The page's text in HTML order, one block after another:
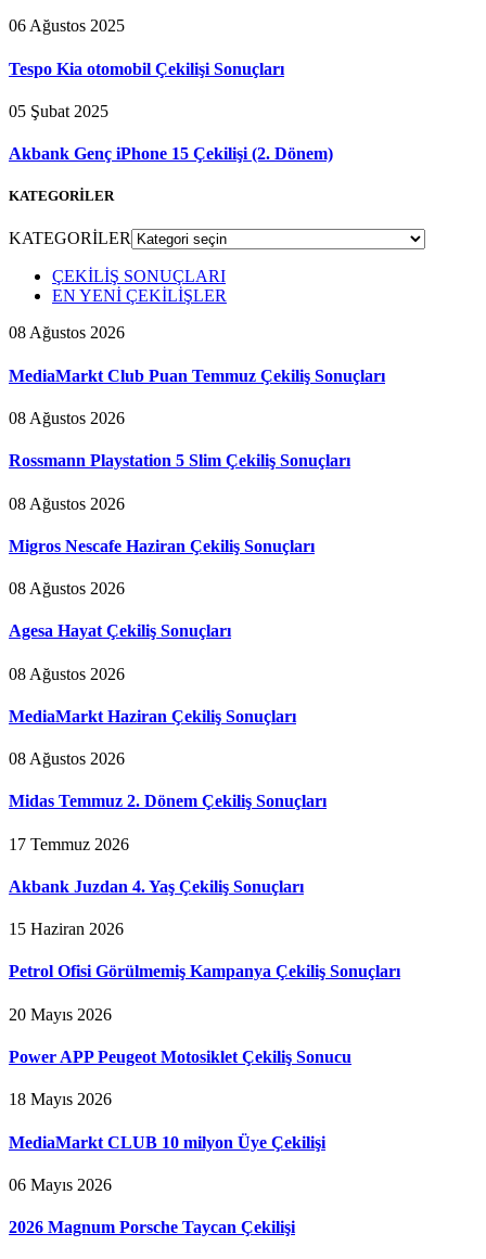
06 Ağustos 2025
Tespo Kia otomobil Çekilişi Sonuçları
05 Şubat 2025
Akbank Genç iPhone 15 Çekilişi (2. Dönem)
KATEGORİLER
KATEGORİLER
ÇEKİLİŞ SONUÇLARI
EN YENİ ÇEKİLİŞLER
08 Ağustos 2026
MediaMarkt Club Puan Temmuz Çekiliş Sonuçları
08 Ağustos 2026
Rossmann Playstation 5 Slim Çekiliş Sonuçları
08 Ağustos 2026
Migros Nescafe Haziran Çekiliş Sonuçları
08 Ağustos 2026
Agesa Hayat Çekiliş Sonuçları
08 Ağustos 2026
MediaMarkt Haziran Çekiliş Sonuçları
08 Ağustos 2026
Midas Temmuz 2. Dönem Çekiliş Sonuçları
17 Temmuz 2026
Akbank Juzdan 4. Yaş Çekiliş Sonuçları
15 Haziran 2026
Petrol Ofisi Görülmemiş Kampanya Çekiliş Sonuçları
20 Mayıs 2026
Power APP Peugeot Motosiklet Çekiliş Sonucu
18 Mayıs 2026
MediaMarkt CLUB 10 milyon Üye Çekilişi
06 Mayıs 2026
2026 Magnum Porsche Taycan Çekilişi